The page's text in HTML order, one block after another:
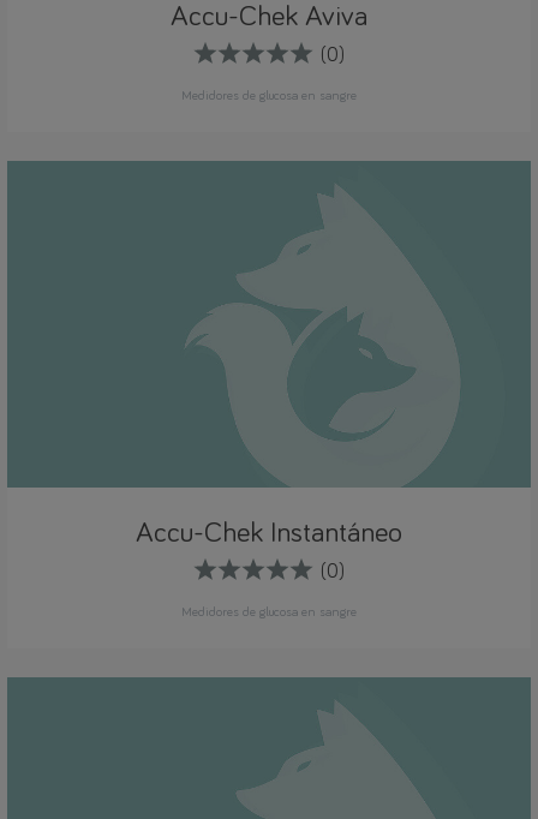
Accu-Chek Aviva
(0)
Medidores de glucosa en sangre
Accu-Chek Instantáneo
(0)
Medidores de glucosa en sangre